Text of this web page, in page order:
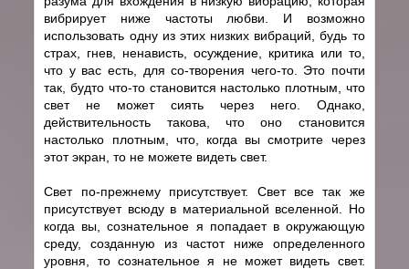
вибрирует ниже частоты любви. И возможно
использовать одну из этих низких вибраций, будь то
страх, гнев, ненависть, осуждение, критика или то,
что у вас есть, для cо-творения чего-то. Это почти
так, будто что-то становится настолько плотным, что
свет не может сиять через него. Однако,
действительность такова, что оно становится
настолько плотным, что, когда вы смотрите через
этот экран, то не можете видеть свет.
Свет по-прежнему присутствует. Свет все так же
присутствует всюду в материальной вселенной. Но
когда вы, сознательное я попадает в окружающую
среду, созданную из частот ниже определенного
уровня, то сознательное я не может видеть свет.